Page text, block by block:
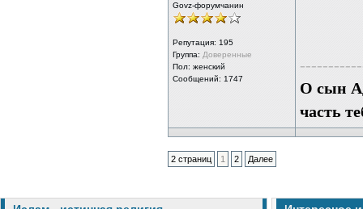
Govz-форумчанин
Репутация: 195
Группа: Доверенные
Пол: женский
Сообщений: 1747
О сын
часть
2 страниц 1 2 Далее